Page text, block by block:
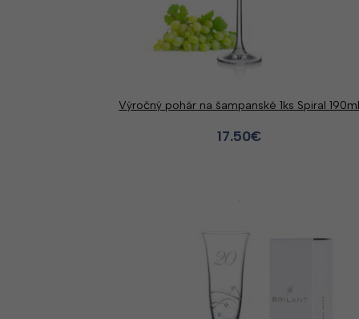
Výročný pohár na šampanské 1ks Spiral
17.50€